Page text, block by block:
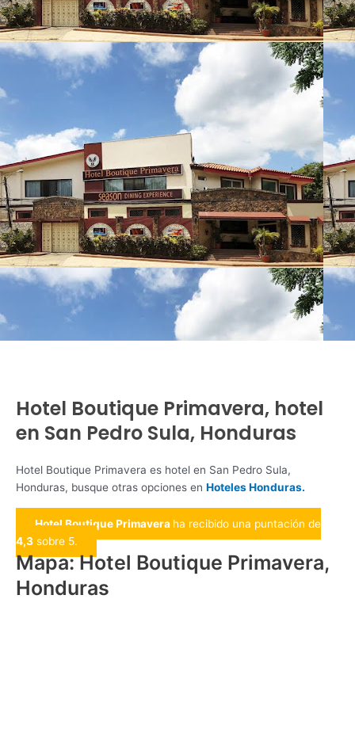
Hotel Boutique Primavera, hotel
en San Pedro Sula, Honduras
Hotel Boutique Primavera es hotel en San Pedro Sula,
Honduras, busque otras opciones en Hoteles Honduras.
Hotel Boutique Primavera ha recibido una puntación de
4,3 sobre 5.
Mapa: Hotel Boutique Primavera,
Honduras